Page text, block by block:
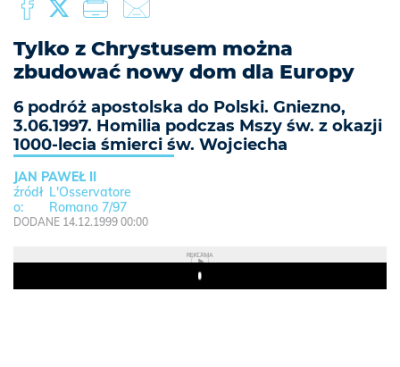
Tylko z Chrystusem można
zbudować nowy dom dla Europy
6 podróż apostolska do Polski. Gniezno,
3.06.1997. Homilia podczas Mszy św. z okazji
1000-lecia śmierci św. Wojciecha
JAN PAWEŁ II
L'Osservatore
Romano 7/97
DODANE 14.12.1999 00:00
REKLAMA
Play